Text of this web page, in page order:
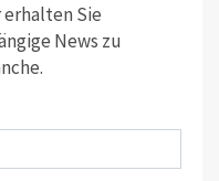
Sie
News zu